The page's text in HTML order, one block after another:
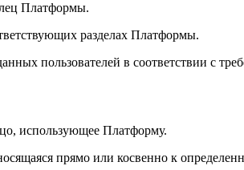
Платформы.
разделах Платформы.
пользователей в соответствии с
использующее Платформу.
прямо или косвенно к